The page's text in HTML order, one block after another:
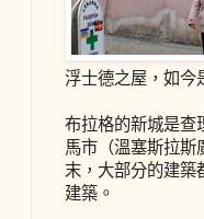
浮士德之屋，如今
布拉格的新城是查
馬市（溫塞斯拉
末，大部分的建築
建築。